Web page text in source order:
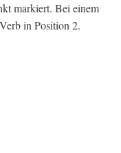
markiert. Bei einem
in Position 2.